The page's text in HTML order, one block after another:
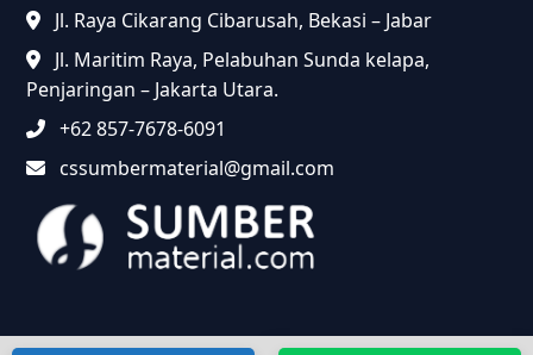
Jl. Raya Cikarang Cibarusah, Bekasi – Jabar
Jl. Maritim Raya, Pelabuhan Sunda kelapa,
Penjaringan – Jakarta Utara.
+62 857-7678-6091
cssumbermaterial@gmail.com